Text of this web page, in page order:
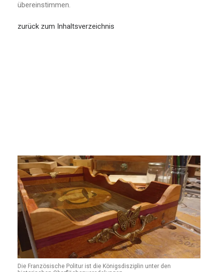
übereinstimmen.
zurück zum Inhaltsverzeichnis
Die Französische Politur ist die Königsdisziplin unter den